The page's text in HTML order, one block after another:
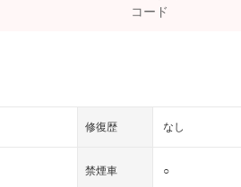
修復歴 なし
禁煙車 ○